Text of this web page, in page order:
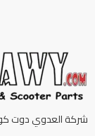
شركة العدوي دوت